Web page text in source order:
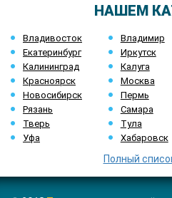
НАШЕМ
Владивосток Владимир
Екатеринбург
Иркутск
Калининград
Калуга
Красноярск
Москва
Новосибирск
Пермь
Рязань
Самара
Тверь
Тула
Уфа
Хабаровск
Полный